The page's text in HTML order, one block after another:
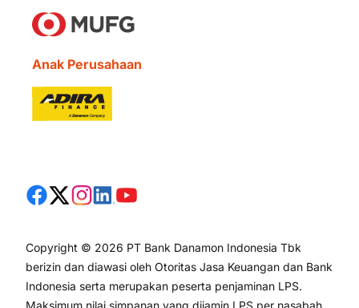
Anak Perusahaan
Copyright © 2026 PT Bank Danamon Indonesia Tbk
berizin dan diawasi oleh Otoritas Jasa Keuangan dan Bank
Indonesia serta merupakan peserta penjaminan LPS.
Maksimum nilai simpanan yang dijamin LPS per nasabah